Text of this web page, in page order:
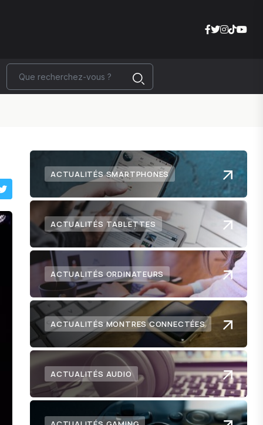
ACTUALITÉS SMARTPHONES
ACTUALITÉS TABLETTES
ACTUALITÉS ORDINATEURS
ACTUALITÉS MONTRES CONNECTÉES
ACTUALITÉS AUDIO